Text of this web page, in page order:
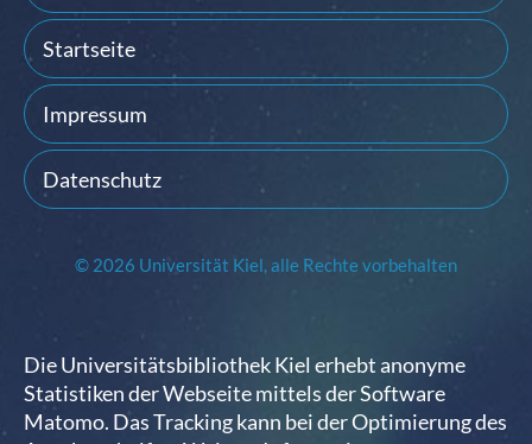
Startseite
Impressum
Datenschutz
© 2026 Universität Kiel, alle Rechte vorbehalten
Die Universitätsbibliothek Kiel erhebt anonyme
Statistiken der Webseite mittels der Software
Matomo. Das Tracking kann bei der Optimierung des